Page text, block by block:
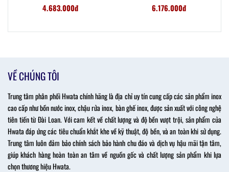
4.683.000đ 6.176.000đ
VỀ CHÚNG TÔI
Trung tâm phân phối Hwata chính hãng là địa chỉ uy tín cung cấp các sản phẩm inox
cao cấp như bồn nước inox, chậu rửa inox, bàn ghế inox, được sản xuất với công nghệ
tiên tiến từ Đài Loan. Với cam kết về chất lượng và độ bền vượt trội, sản phẩm của
Hwata đáp ứng các tiêu chuẩn khắt khe về kỹ thuật, độ bền, và an toàn khi sử dụng.
Trung tâm luôn đảm bảo chính sách bảo hành chu đáo và dịch vụ hậu mãi tận tâm,
giúp khách hàng hoàn toàn an tâm về nguồn gốc và chất lượng sản phẩm khi lựa
chọn thương hiệu Hwata.